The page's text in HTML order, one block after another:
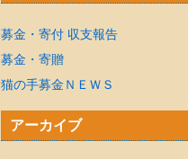
募金・寄付 収支報告
募金・寄贈
猫の手募金ＮＥＷＳ
アーカイブ